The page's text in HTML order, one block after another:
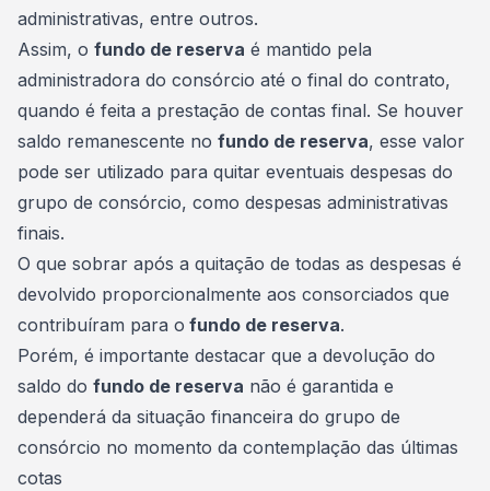
administrativas, entre outros.
Assim, o fundo de reserva é mantido pela
administradora do consórcio até o final do contrato,
quando é feita a prestação de contas final. Se houver
saldo remanescente no fundo de reserva, esse valor
pode ser utilizado para quitar eventuais despesas do
grupo de consórcio, como despesas administrativas
finais.
O que sobrar após a quitação de todas as despesas é
devolvido proporcionalmente aos consorciados que
contribuíram para o fundo de reserva.
Porém, é importante destacar que a devolução do
saldo do fundo de reserva não é garantida e
dependerá da situação financeira do grupo de
consórcio no momento da contemplação das últimas
cotas